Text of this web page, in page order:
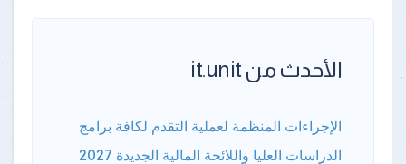
الأحدث من it.unit
الإجراءات المنظمة لعملية التقدم لكافة برامج
الدراسات العليا واللائحة المالية الجديدة 2027